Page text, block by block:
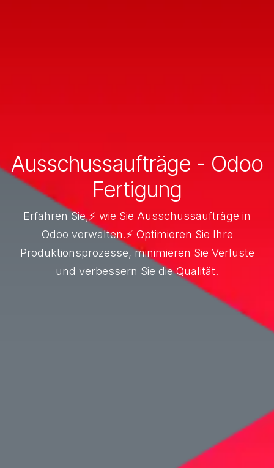
Ausschussaufträge - Odoo
Fertigung
Erfahren Sie,⚡ wie Sie Ausschussaufträge in
Odoo verwalten.⚡ Optimieren Sie Ihre
Produktionsprozesse, minimieren Sie Verluste
und verbessern Sie die Qualität.